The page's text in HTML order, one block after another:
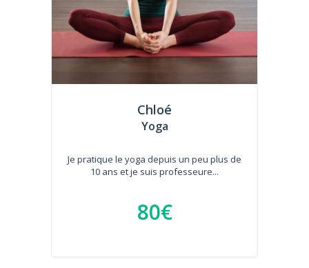
Chloé
Yoga
Je pratique le yoga depuis un peu plus de
10 ans et je suis professeure...
80€